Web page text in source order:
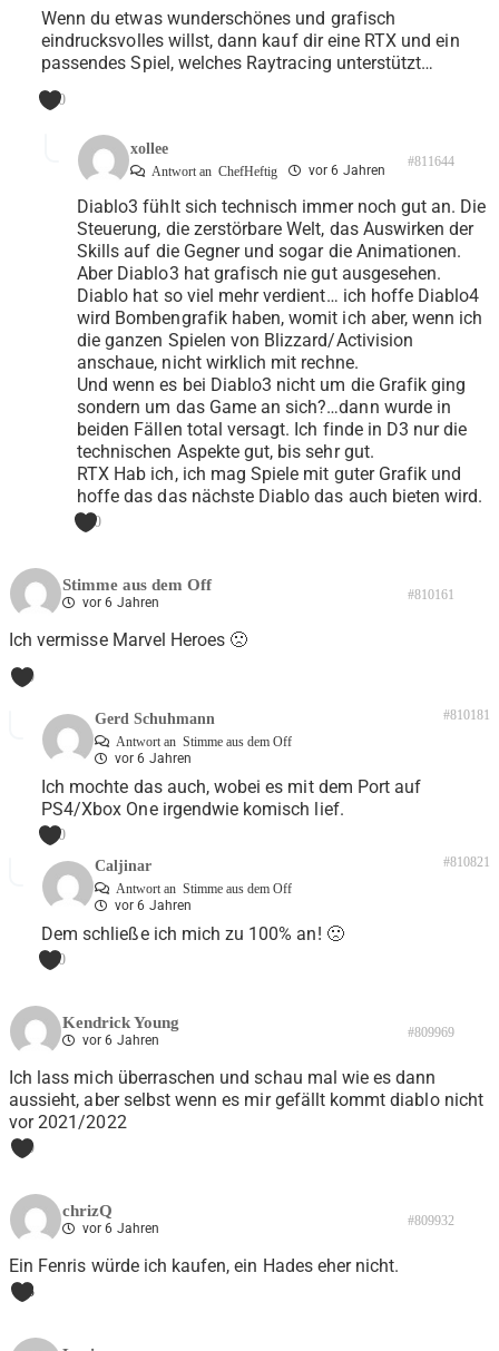
Wenn du etwas wunderschönes und grafisch
eindrucksvolles willst, dann kauf dir eine RTX und ein
passendes Spiel, welches Raytracing unterstützt…
0
xollee
Antwort an ChefHeftig vor 6 Jahren
#811644
Diablo3 fühlt sich technisch immer noch gut an. Die
Steuerung, die zerstörbare Welt, das Auswirken der
Skills auf die Gegner und sogar die Animationen.
Aber Diablo3 hat grafisch nie gut ausgesehen.
Diablo hat so viel mehr verdient… ich hoffe Diablo4
wird Bombengrafik haben, womit ich aber, wenn ich
die ganzen Spielen von Blizzard/Activision
anschaue, nicht wirklich mit rechne.
Und wenn es bei Diablo3 nicht um die Grafik ging
sondern um das Game an sich?…dann wurde in
beiden Fällen total versagt. Ich finde in D3 nur die
technischen Aspekte gut, bis sehr gut.
RTX Hab ich, ich mag Spiele mit guter Grafik und
hoffe das das nächste Diablo das auch bieten wird.
0
Stimme aus dem Off
vor 6 Jahren #810161
Ich vermisse Marvel Heroes 🙁
0
Gerd Schuhmann
Antwort an Stimme aus dem Off
vor 6 Jahren
#810181
Ich mochte das auch, wobei es mit dem Port auf
PS4/Xbox One irgendwie komisch lief.
0
Caljinar
Antwort an Stimme aus dem Off
vor 6 Jahren
#810821
Dem schließe ich mich zu 100% an! 🙁
0
Kendrick Young
vor 6 Jahren #809969
Ich lass mich überraschen und schau mal wie es dann
aussieht, aber selbst wenn es mir gefällt kommt diablo nicht
vor 2021/2022
0
chrizQ
vor 6 Jahren #809932
Ein Fenris würde ich kaufen, ein Hades eher nicht.
3